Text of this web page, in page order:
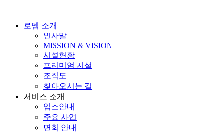
로뎀 소개
인사말
MISSION & VISION
시설현황
프리미엄 시설
조직도
찾아오시는 길
서비스 소개
입소안내
주요 사업
면회 안내